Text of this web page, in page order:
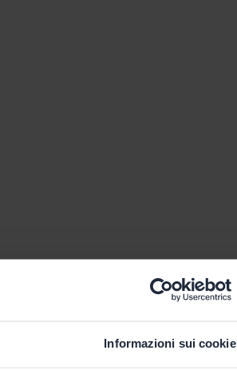
Informazioni sui cookie